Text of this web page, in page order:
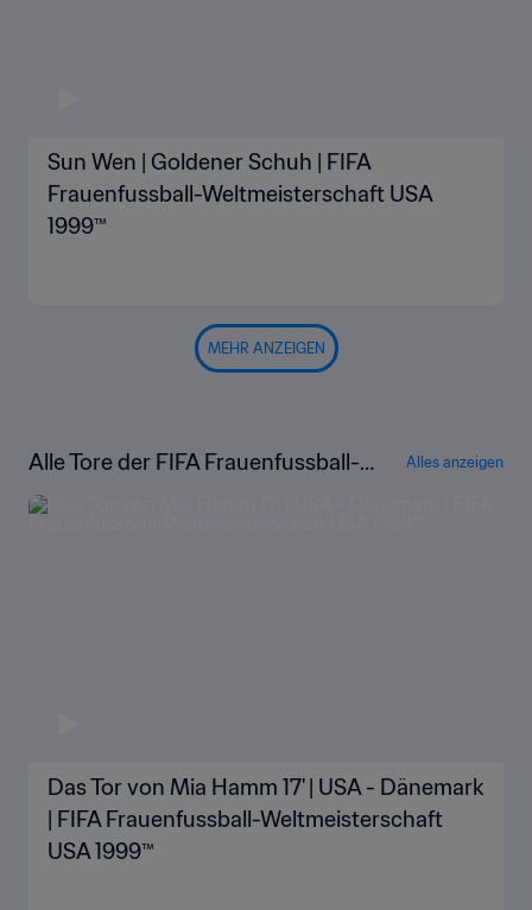
Sun Wen | Goldener Schuh | FIFA
Frauenfussball-Weltmeisterschaft USA
1999™
MEHR ANZEIGEN
Alle Tore der FIFA Frauenfussball-W
eltmeisterschaft USA 1999™
Alles anzeigen
Das Tor von Mia Hamm 17' | USA - Dänemark
| FIFA Frauenfussball-Weltmeisterschaft
USA 1999™